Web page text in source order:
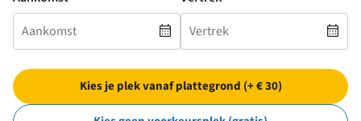
Kies je plek vanaf plattegrond (+ € 30)